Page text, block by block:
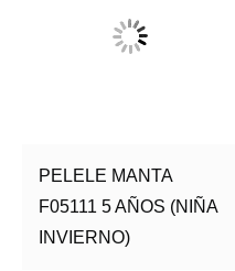
PELELE MANTA
F05111 5 AÑOS (NIÑA
INVIERNO)